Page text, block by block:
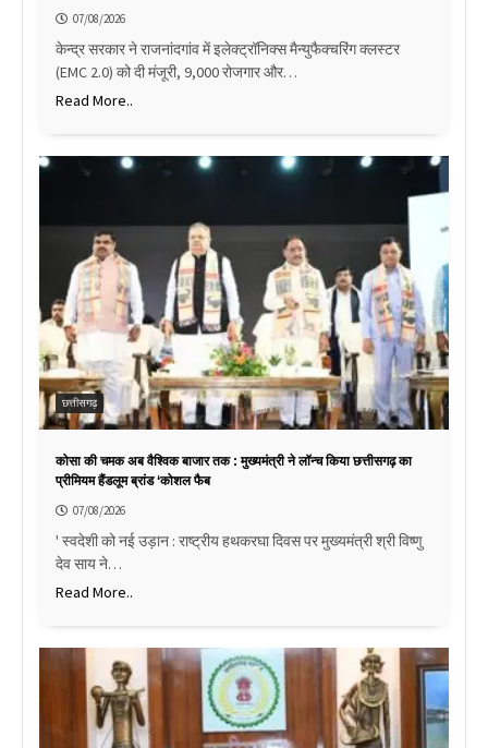
07/08/2026
केन्द्र सरकार ने राजनांदगांव में इलेक्ट्रॉनिक्स मैन्युफैक्चरिंग क्लस्टर
(EMC 2.0) को दी मंजूरी, 9,000 रोजगार और…
Read More..
छत्तीसगढ़
कोसा की चमक अब वैश्विक बाजार तक : मुख्यमंत्री ने लॉन्च किया छत्तीसगढ़ का
प्रीमियम हैंडलूम ब्रांड ‘कोशल फैब
07/08/2026
' स्वदेशी को नई उड़ान : राष्ट्रीय हथकरघा दिवस पर मुख्यमंत्री श्री विष्णु
देव साय ने…
Read More..